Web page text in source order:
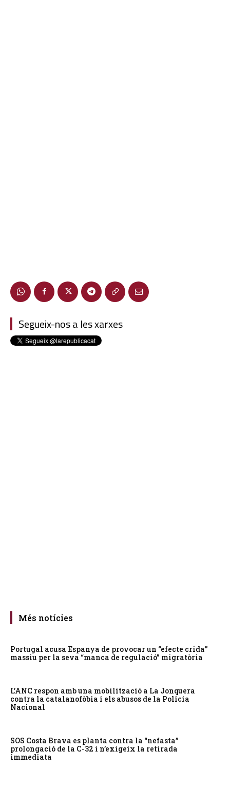
Segueix-nos a les xarxes
Més notícies
Portugal acusa Espanya de provocar un “efecte crida”
massiu per la seva “manca de regulació” migratòria
L’ANC respon amb una mobilització a La Jonquera
contra la catalanofòbia i els abusos de la Policia
Nacional
SOS Costa Brava es planta contra la “nefasta”
prolongació de la C-32 i n’exigeix la retirada
immediata